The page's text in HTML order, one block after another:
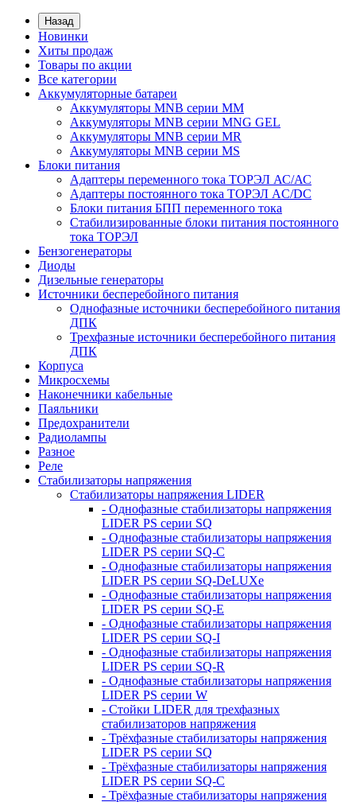
Назад
Новинки
Хиты продаж
Товары по акции
Все категории
Аккумуляторные батареи
Аккумуляторы MNB серии MM
Аккумуляторы MNB серии MNG GEL
Аккумуляторы MNB серии MR
Аккумуляторы MNB серии MS
Блоки питания
Адаптеры переменного тока ТОРЭЛ АС/АС
Адаптеры постоянного тока ТОРЭЛ AC/DC
Блоки питания БПП переменного тока
Стабилизированные блоки питания постоянного
тока ТОРЭЛ
Бензогенераторы
Диоды
Дизельные генераторы
Источники бесперебойного питания
Однофазные источники бесперебойного питания
ДПК
Трехфазные источники бесперебойного питания
ДПК
Корпуса
Микросхемы
Наконечники кабельные
Паяльники
Предохранители
Радиолампы
Разное
Реле
Стабилизаторы напряжения
Стабилизаторы напряжения LIDER
- Однофазные стабилизаторы напряжения
LIDER PS серии SQ
- Однофазные стабилизаторы напряжения
LIDER PS серии SQ-C
- Однофазные стабилизаторы напряжения
LIDER PS серии SQ-DeLUXe
- Однофазные стабилизаторы напряжения
LIDER PS серии SQ-E
- Однофазные стабилизаторы напряжения
LIDER PS серии SQ-I
- Однофазные стабилизаторы напряжения
LIDER PS серии SQ-R
- Однофазные стабилизаторы напряжения
LIDER PS серии W
- Стойки LIDER для трехфазных
стабилизаторов напряжения
- Трёхфазные стабилизаторы напряжения
LIDER PS серии SQ
- Трёхфазные стабилизаторы напряжения
LIDER PS серии SQ-C
- Трёхфазные стабилизаторы напряжения